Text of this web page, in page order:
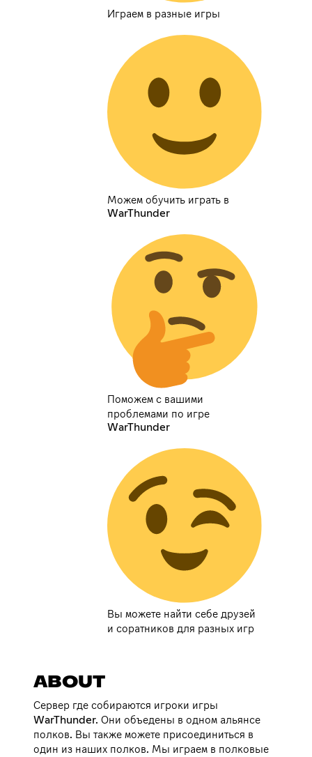
Играем в разные игры
Можем обучить играть в
WarThunder
Поможем с вашими
проблемами по игре
WarThunder
Вы можете найти себе друзей
и соратников для разных игр
ABOUT
Сервер где собираются игроки игры
WarThunder. Они объедены в одном альянсе
полков. Вы также можете присоединиться в
один из наших полков. Мы играем в полковые